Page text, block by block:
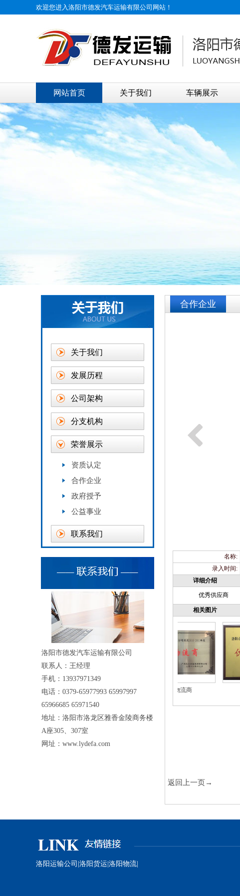
欢迎您进入洛阳市德发汽车运输有限公司网站！
网站首页 关于我们 车辆展示
关于我们
发展历程
公司架构
分支机构
荣誉展示
资质认定
合作企业
政府授予
公益事业
联系我们
洛阳市德发汽车运输有限公司
联系人：王经理
手机：13937971349
电话：0379-65977993 65997997
65966685 65971540
地址：洛阳市洛龙区雅香金陵商务楼
A座305、307室
网址： www.lydefa.com
合作企业
名称:
录入时间:
详细介绍
优秀供应商
相关图片
优秀物流商 优秀物流商
返回上一页→
洛阳运输公司 洛阳货运 洛阳物流